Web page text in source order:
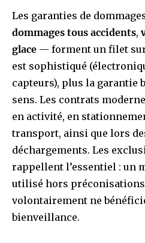
Les garanties de
dommages tous accidents,
glace — forment un filet
est sophistiqué
capteurs), plus la garantie
sens. Les contrats
en activité, en
transport, ainsi que lors
déchargements. Les
rappellent l’essentiel : un
utilisé hors
volontairement ne
bienveillance.